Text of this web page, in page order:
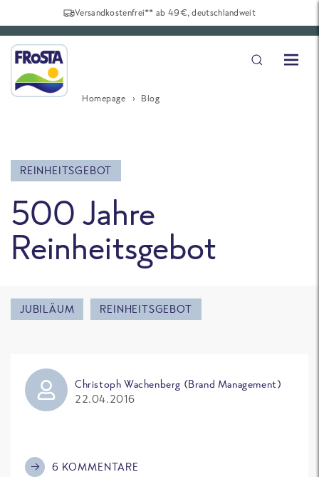
Versandkostenfrei** ab 49€, deutschlandweit
Homepage Blog
REINHEITSGEBOT
500 Jahre
Reinheitsgebot
JUBILÄUM REINHEITSGEBOT
Christoph Wachenberg (Brand Management)
22.04.2016
6 KOMMENTARE